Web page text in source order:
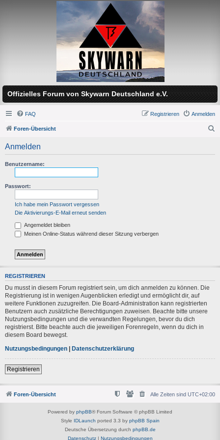
Offizielles Forum von Skywarn Deutschland e.V.
FAQ Anmelden
Registrieren
Foren-Übersicht
Anmelden
Benutzername:
Passwort:
Ich habe mein Passwort vergessen
Die Aktivierungs-E-Mail erneut senden
Angemeldet bleiben
Meinen Online-Status während dieser Sitzung verbergen
REGISTRIEREN
Du musst in diesem Forum registriert sein, um dich anmelden zu können. Die
Registrierung ist in wenigen Augenblicken erledigt und ermöglicht dir, auf
weitere Funktionen zuzugreifen. Die Board-Administration kann registrierten
Benutzern auch zusätzliche Berechtigungen zuweisen. Beachte bitte unsere
Nutzungsbedingungen und die verwandten Regelungen, bevor du dich
registrierst. Bitte beachte auch die jeweiligen Forenregeln, wenn du dich in
diesem Board bewegst.
Nutzungsbedingungen | Datenschutzerklärung
Registrieren
Foren-Übersicht Alle Zeiten sind UTC+02:00
Powered by phpBB® Forum Software © phpBB Limited
Style IDLaunch ported 3.3 by phpBB Spain
Deutsche Übersetzung durch phpBB.de
Datenschutz| Nutzungsbedingungen